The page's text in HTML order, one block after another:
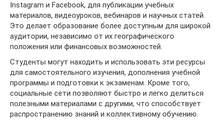
Instagram и Facebook, для публикации учебных
материалов, видеоуроков, вебинаров и научных статей.
Это делает образование более доступным для широкой
аудитории, независимо от их географического
положения или финансовых возможностей.
Студенты могут находить и использовать эти ресурсы
для самостоятельного изучения, дополнения учебной
программы и подготовки к экзаменам. Кроме того,
социальные сети позволяют быстро и легко делиться
полезными материалами с другими, что способствует
распространению знаний и коллективному обучению.